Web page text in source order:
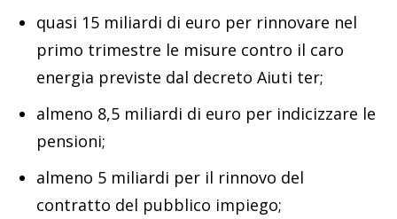
quasi 15 miliardi di euro per rinnovare nel
primo trimestre le misure contro il caro
energia previste dal decreto Aiuti ter;
almeno 8,5 miliardi di euro per indicizzare le
pensioni;
almeno 5 miliardi per il rinnovo del
contratto del pubblico impiego;